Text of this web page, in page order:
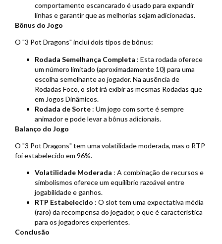
comportamento escancarado é usado para expandir
linhas e garantir que as melhorias sejam adicionadas.
Bônus do Jogo
O "3 Pot Dragons" inclui dois tipos de bônus:
Rodada Semelhança Completa : Esta rodada oferece
um número limitado (aproximadamente 10) para uma
escolha semelhante ao jogador. Na ausência de
Rodadas Foco, o slot irá exibir as mesmas Rodadas que
em Jogos Dinâmicos.
Rodada de Sorte : Um jogo com sorte é sempre
animador e pode levar a bônus adicionais.
Balanço do Jogo
O "3 Pot Dragons" tem uma volatilidade moderada, mas o RTP
foi estabelecido em 96%.
Volatilidade Moderada : A combinação de recursos e
simbolismos oferece um equilíbrio razoável entre
jogabilidade e ganhos.
RTP Estabelecido : O slot tem uma expectativa média
(raro) da recompensa do jogador, o que é característica
para os jogadores experientes.
Conclusão